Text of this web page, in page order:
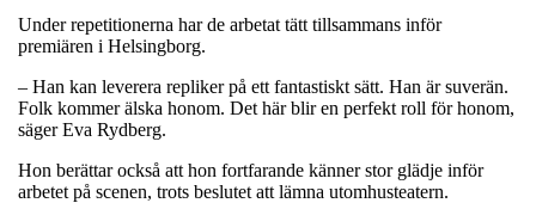
Under repetitionerna har de arbetat tätt tillsammans inför
premiären i Helsingborg.
– Han kan leverera repliker på ett fantastiskt sätt. Han är suverän.
Folk kommer älska honom. Det här blir en perfekt roll för honom,
säger Eva Rydberg.
Hon berättar också att hon fortfarande känner stor glädje inför
arbetet på scenen, trots beslutet att lämna utomhusteatern.